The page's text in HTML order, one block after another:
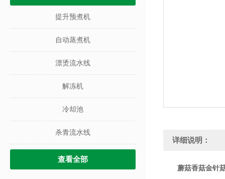
提升预煮机
自动蒸煮机
漂烫流水线
解冻机
冷却池
杀青流水线
查看全部
详细说明：
蘑菇香菇金针